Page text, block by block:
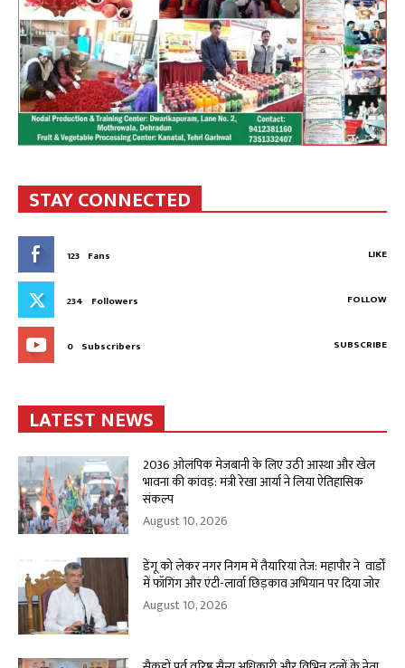
STAY CONNECTED
123 Fans LIKE
234 Followers FOLLOW
0 Subscribers SUBSCRIBE
LATEST NEWS
2036 ओलंपिक मेजबानी के लिए उठी आस्था और खेल
भावना की कांवड़: मंत्री रेखा आर्या ने लिया ऐतिहासिक
संकल्प
August 10, 2026
डेंगू को लेकर नगर निगम में तैयारियां तेज: महापौर ने वार्डों
में फॉगिंग और एंटी-लार्वा छिड़काव अभियान पर दिया जोर
August 10, 2026